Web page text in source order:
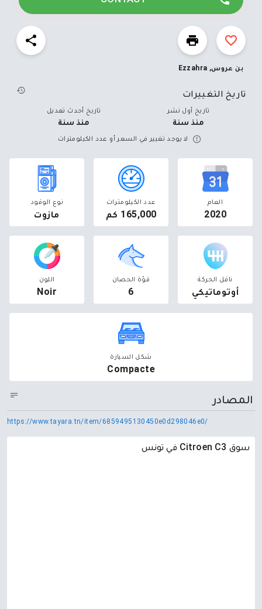
بن عروس, Ezzahra
تاريخ التغييرات
تاريخ أول نشر
منذ سنة
تاريخ أحدث تعديل
منذ سنة
لا يوجد تغيير في السعر أو عدد الكيلومترات
العام
2020
عدد الكيلومترات
165,000 كم
نوع الوقود
مازوت
ناقل الحركة
أوتوماتيكي
قوّة الحصان
6
اللون
Noir
شكل السيارة
Compacte
المصادر
https://www.tayara.tn/item/6859495130450e0d298046e0/
سوق Citroen C3 في تونس